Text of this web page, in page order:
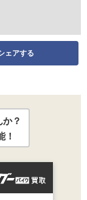
ェアする
？
！